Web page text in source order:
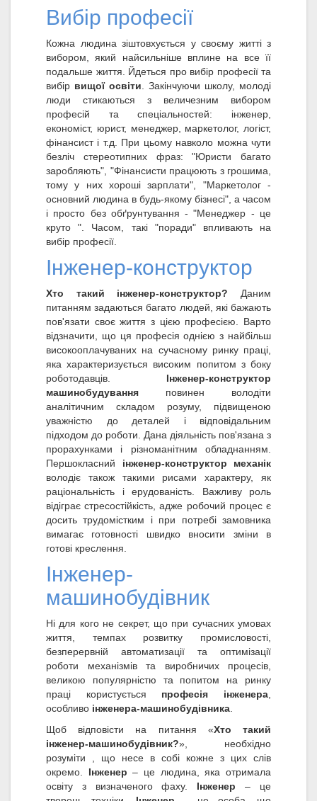
Вибір професії
Кожна людина зіштовхується у своєму житті з
вибором, який найсильніше вплине на все її
подальше життя. Йдеться про вибір професії та
вибір вищої освіти . Закінчуючи школу, молоді
люди стикаються з величезним вибором
професій та спеціальностей: інженер,
економіст, юрист, менеджер, маркетолог, логіст,
фінансист і т.д. При цьому навколо можна чути
безліч стереотипних фраз: "Юристи багато
заробляють", "Фінансисти працюють з грошима,
тому у них хороші зарплати", "Маркетолог -
основний людина в будь-якому бізнесі", а часом
і просто без обґрунтування - "Менеджер - це
круто ". Часом, такі "поради" впливають на
вибір професії.
Інженер-конструктор
Хто такий інженер-конструктор? Даним
питанням задаються багато людей, які бажають
пов'язати своє життя з цією професією. Варто
відзначити, що ця професія однією з найбільш
високооплачуваних на сучасному ринку праці,
яка характеризується високим попитом з боку
роботодавців. Інженер-конструктор
машинобудування повинен володіти
аналітичним складом розуму, підвищеною
уважністю до деталей і відповідальним
підходом до роботи. Дана діяльність пов'язана з
прорахунками і різноманітним обладнанням.
Першокласний інженер-конструктор механік
володіє також такими рисами характеру, як
раціональність і ерудованість. Важливу роль
відіграє стресостійкість, адже робочий процес є
досить трудомістким і при потребі замовника
вимагає готовності швидко вносити зміни в
готові креслення.
Інженер-
машинобудівник
Ні для кого не секрет, що при сучасних умовах
життя, темпах розвитку промисловості,
безперервній автоматизації та оптимізації
роботи механізмів та виробничих процесів,
великою популярністю та попитом на ринку
праці користується професія інженера
особливо інженера-машинобудівника
Щоб відповісти на питання «Хто такий
інженер-машинобудівник?», необхідно
розуміти , що несе в собі кожне з цих слів
окремо. Інженер – це людина, яка отримала
освіту з визначеного фаху. Інженер – це